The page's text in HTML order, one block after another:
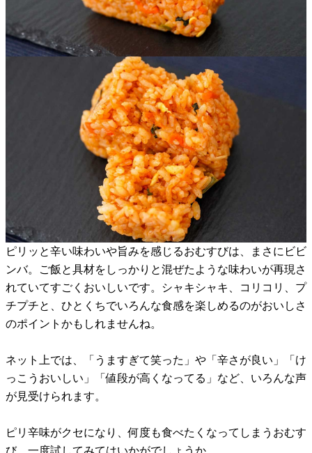
ピリッと辛い味わいや旨みを感じるおむすびは、まさにビビ
ンバ。ご飯と具材をしっかりと混ぜたような味わいが再現さ
れていてすごくおいしいです。シャキシャキ、コリコリ、プ
チプチと、ひとくちでいろんな食感を楽しめるのがおいしさ
のポイントかもしれませんね。
ネット上では、「うますぎて笑った」や「辛さが良い」「け
っこうおいしい」「値段が高くなってる」など、いろんな声
が見受けられます。
ピリ辛味がクセになり、何度も食べたくなってしまうおむす
び、一度試してみてはいかがでしょうか。